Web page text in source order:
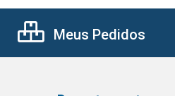
Meus Pedidos